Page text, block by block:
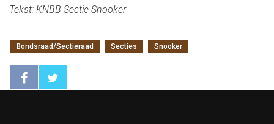
Tekst: KNBB Sectie Snooker
Bondsraad/Sectieraad Secties Snooker